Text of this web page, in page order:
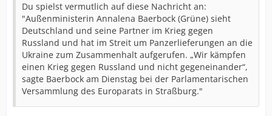
Du spielst vermutlich auf diese Nachricht an:
"Außenministerin Annalena Baerbock (Grüne) sieht
Deutschland und seine Partner im Krieg gegen
Russland und hat im Streit um Panzerlieferungen an die
Ukraine zum Zusammenhalt aufgerufen. „Wir kämpfen
einen Krieg gegen Russland und nicht gegeneinander“,
sagte Baerbock am Dienstag bei der Parlamentarischen
Versammlung des Europarats in Straßburg."